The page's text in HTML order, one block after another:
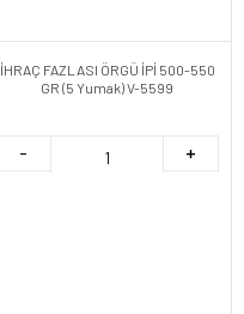
İHRAÇ FAZLASI ÖRGÜ İPİ 500-550
GR (5 Yumak) V-5599